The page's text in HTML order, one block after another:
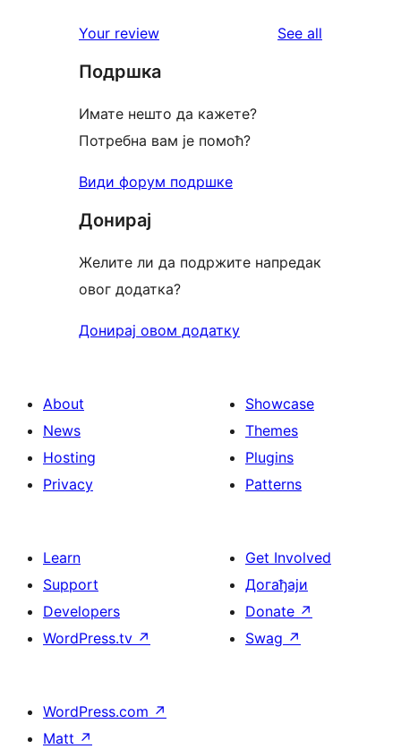
reviews
star
reviews
Your review See all
Подршка
Имате нешто да кажете?
Потребна вам је помоћ?
Види форум подршке
Донирај
Желите ли да подржите напредак
овог додатка?
Донирај овом додатку
About
News
Hosting
Privacy
Showcase
Themes
Plugins
Patterns
Learn
Support
Developers
WordPress.tv ↗
Get Involved
Догађаји
Donate ↗
Swag ↗
WordPress.com ↗
Matt ↗